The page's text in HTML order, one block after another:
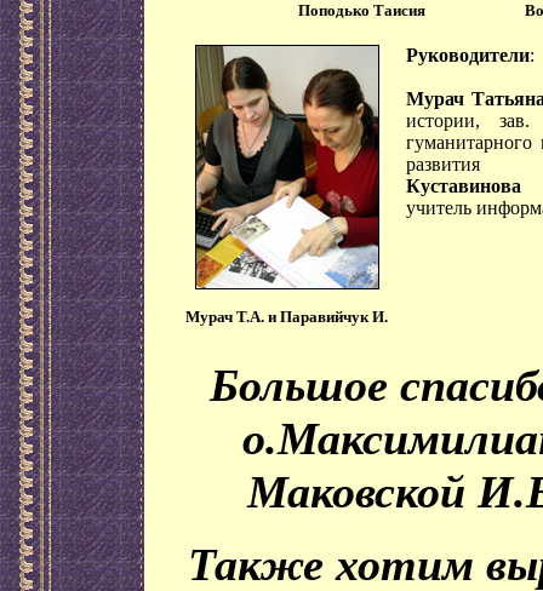
Поподько Таисия
Руководители:
Мурач
истории, зав.
гуманитарного
развития
учитель
Мурач Т.А. и Паравийчук И.
Большое
Маковской
Также хотим